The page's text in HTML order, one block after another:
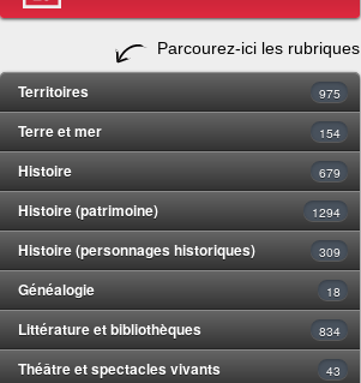
Parcourez-ici les rubriques
Territoires 975
Terre et mer 154
Histoire 679
Histoire (patrimoine) 1294
Histoire (personnages historiques) 309
Généalogie 18
Littérature et bibliothèques 834
Théâtre et spectacles vivants 43